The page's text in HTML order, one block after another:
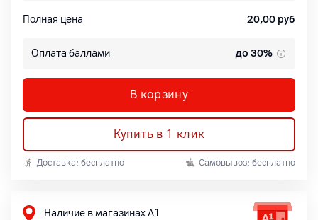
Полная цена 20,00 руб
Оплата баллами до 30%
В корзину
Купить в 1 клик
Доставка: бесплатно Самовывоз: бесплатно
Наличие в магазинах А1